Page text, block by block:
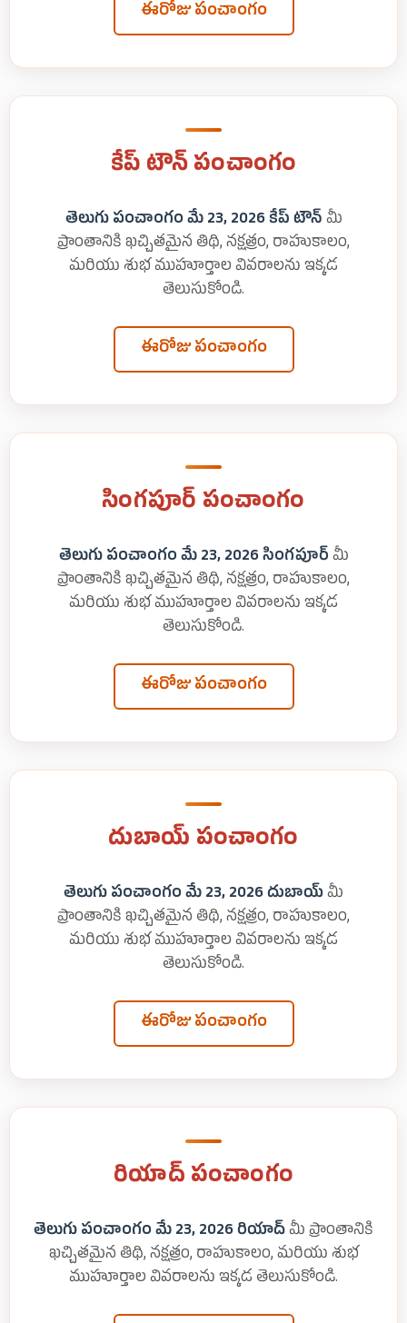
ఈరోజు పంచాంగం
కేప్ టౌన్ పంచాంగం
తెలుగు పంచాంగం మే 23, 2026 కేప్ టౌన్ మీ
ప్రాంతానికి ఖచ్చితమైన తిథి, నక్షత్రం, రాహుకాలం,
మరియు శుభ ముహూర్తాల వివరాలను ఇక్కడ
తెలుసుకోండి.
ఈరోజు పంచాంగం
సింగపూర్ పంచాంగం
తెలుగు పంచాంగం మే 23, 2026 సింగపూర్ మీ
ప్రాంతానికి ఖచ్చితమైన తిథి, నక్షత్రం, రాహుకాలం,
మరియు శుభ ముహూర్తాల వివరాలను ఇక్కడ
తెలుసుకోండి.
ఈరోజు పంచాంగం
దుబాయ్ పంచాంగం
తెలుగు పంచాంగం మే 23, 2026 దుబాయ్ మీ
ప్రాంతానికి ఖచ్చితమైన తిథి, నక్షత్రం, రాహుకాలం,
మరియు శుభ ముహూర్తాల వివరాలను ఇక్కడ
తెలుసుకోండి.
ఈరోజు పంచాంగం
రియాద్ పంచాంగం
తెలుగు పంచాంగం మే 23, 2026 రియాద్మీ ప్రాంతానికి
ఖచ్చితమైన తిథి, నక్షత్రం, రాహుకాలం, మరియు శుభ
ముహూర్తాల వివరాలను ఇక్కడ తెలుసుకోండి.